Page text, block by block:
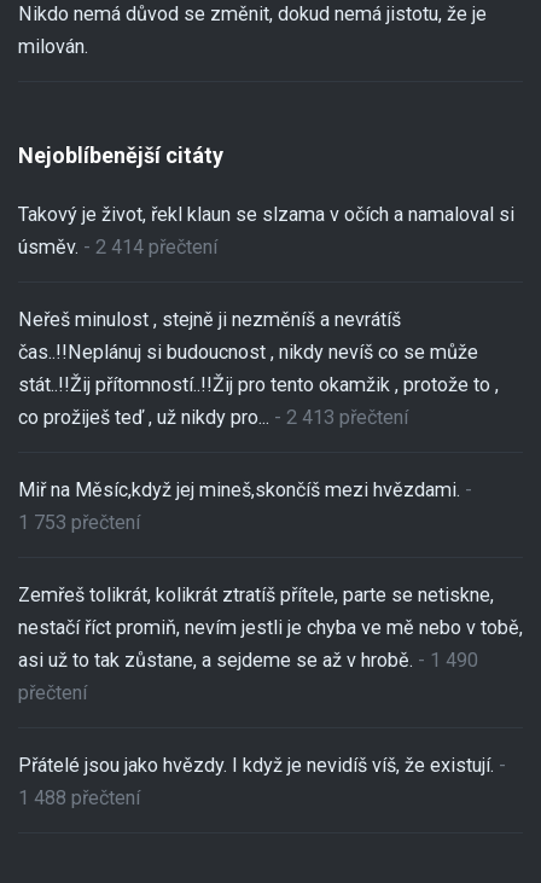
Nikdo nemá důvod se změnit, dokud nemá jistotu, že je
milován.
Nejoblíbenější citáty
Takový je život, řekl klaun se slzama v očích a namaloval si
úsměv. - 2 414 přečtení
Neřeš minulost , stejně ji nezměníš a nevrátíš
čas..!!Neplánuj si budoucnost , nikdy nevíš co se může
stát..!!Žij přítomností..!!Žij pro tento okamžik , protože to ,
co prožiješ teď , už nikdy pro... - 2 413 přečtení
Miř na Měsíc,když jej mineš,skončíš mezi hvězdami. -
1 753 přečtení
Zemřeš tolikrát, kolikrát ztratíš přítele, parte se netiskne,
nestačí říct promiň, nevím jestli je chyba ve mě nebo v tobě,
asi už to tak zůstane, a sejdeme se až v hrobě. - 1 490
přečtení
Přátelé jsou jako hvězdy. I když je nevidíš víš, že existují. -
1 488 přečtení